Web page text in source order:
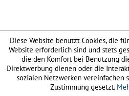
Diese Website benutzt Cookies, die
Website erforderlich sind und stets
die den Komfort bei Benutzung
Direktwerbung dienen oder die
sozialen Netzwerken vereinfachen
Zustimmung gesetzt.